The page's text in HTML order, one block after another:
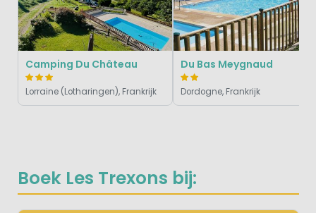
Boek Les Trexons bij:
Camping Du Château
Lorraine (Lotharingen), Frankrijk
Du Bas Meygnaud
Dordogne, Frankrijk